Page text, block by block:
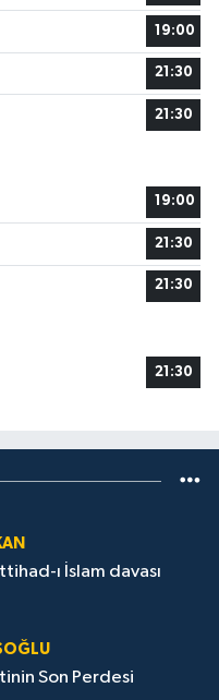
19:00
21:30
21:30
19:00
21:30
21:30
21:30
ı İslam davası
Son Perdesi